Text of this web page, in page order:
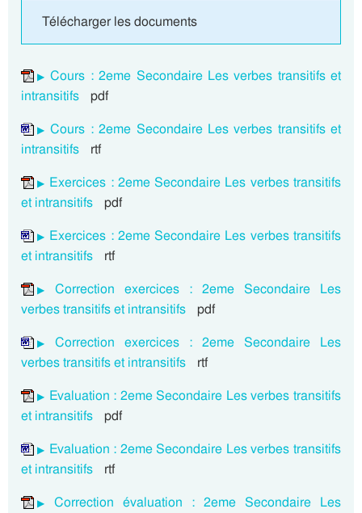
Télécharger les documents
Cours : 2eme Secondaire Les verbes transitifs et
intransitifs pdf
Cours : 2eme Secondaire Les verbes transitifs et
intransitifs rtf
Exercices : 2eme Secondaire Les verbes transitifs
et intransitifs pdf
Exercices : 2eme Secondaire Les verbes transitifs
et intransitifs rtf
Correction exercices : 2eme Secondaire Les
verbes transitifs et intransitifs pdf
Correction exercices : 2eme Secondaire Les
verbes transitifs et intransitifs rtf
Evaluation : 2eme Secondaire Les verbes transitifs
et intransitifs pdf
Evaluation : 2eme Secondaire Les verbes transitifs
et intransitifs rtf
Correction évaluation : 2eme Secondaire Les